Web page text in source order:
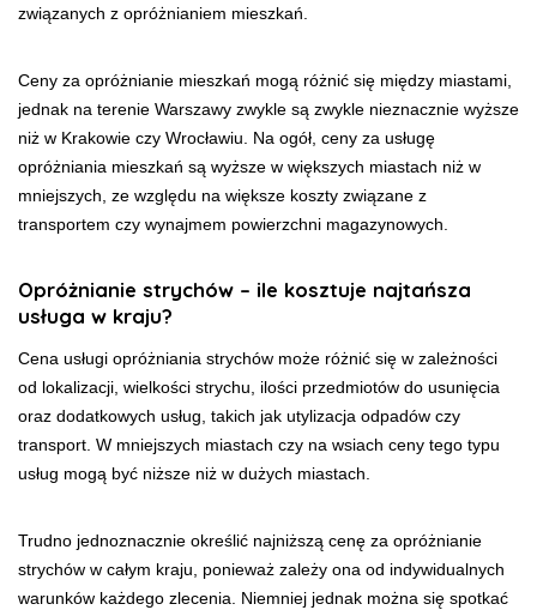
związanych z opróżnianiem mieszkań.
Ceny za opróżnianie mieszkań mogą różnić się między miastami,
jednak na terenie Warszawy zwykle są zwykle nieznacznie wyższe
niż w Krakowie czy Wrocławiu. Na ogół, ceny za usługę
opróżniania mieszkań są wyższe w większych miastach niż w
mniejszych, ze względu na większe koszty związane z
transportem czy wynajmem powierzchni magazynowych.
Opróżnianie strychów – ile kosztuje najtańsza
usługa w kraju?
Cena usługi opróżniania strychów może różnić się w zależności
od lokalizacji, wielkości strychu, ilości przedmiotów do usunięcia
oraz dodatkowych usług, takich jak utylizacja odpadów czy
transport. W mniejszych miastach czy na wsiach ceny tego typu
usług mogą być niższe niż w dużych miastach.
Trudno jednoznacznie określić najniższą cenę za opróżnianie
strychów w całym kraju, ponieważ zależy ona od indywidualnych
warunków każdego zlecenia. Niemniej jednak można się spotkać